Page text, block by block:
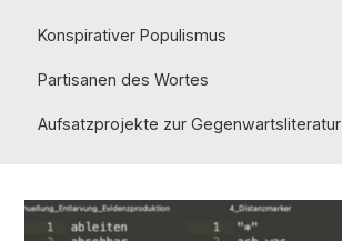
Konspirativer Populismus
Partisanen des Wortes
Aufsatzprojekte zur Gegenwartsliteratur